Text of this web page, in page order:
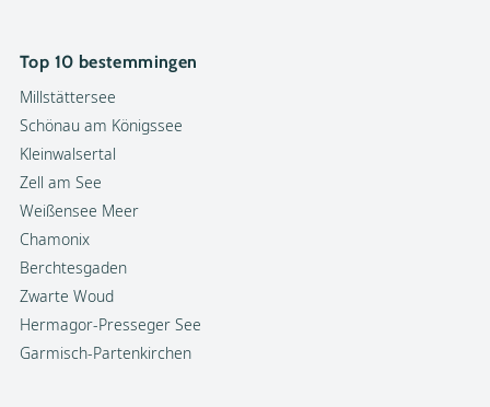
Top 10 bestemmingen
Millstättersee
Schönau am Königssee
Kleinwalsertal
Zell am See
Weißensee Meer
Chamonix
Berchtesgaden
Zwarte Woud
Hermagor-Presseger See
Garmisch-Partenkirchen